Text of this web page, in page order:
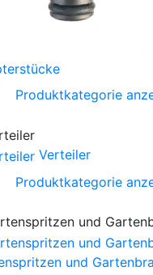
Produktkategorie
Verteiler
Produktkategorie
und